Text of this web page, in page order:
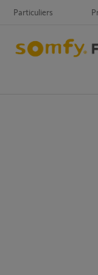
Particuliers